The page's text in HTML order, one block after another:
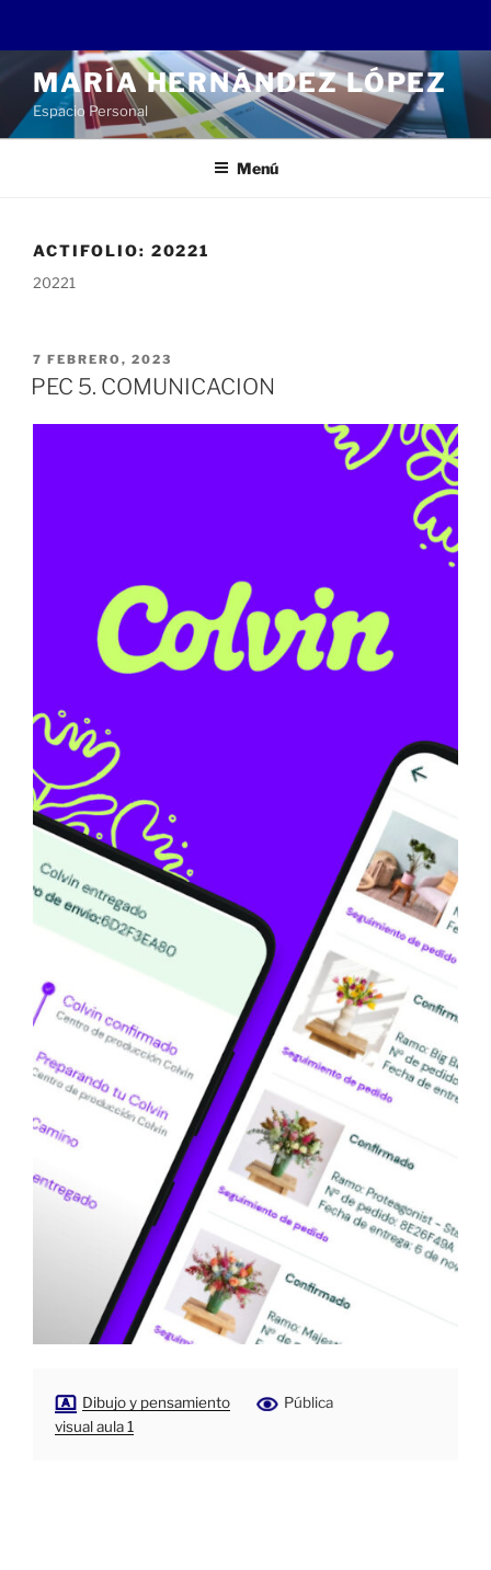
contenido
MARÍA HERNÁNDEZ LÓPEZ
Espacio Personal
Menú
ACTIFOLIO: 20221
20221
PUBLICADO
EL
7 FEBRERO, 2023
PEC 5. COMUNICACION
Dibujo y pensamiento
visual aula 1
Pública